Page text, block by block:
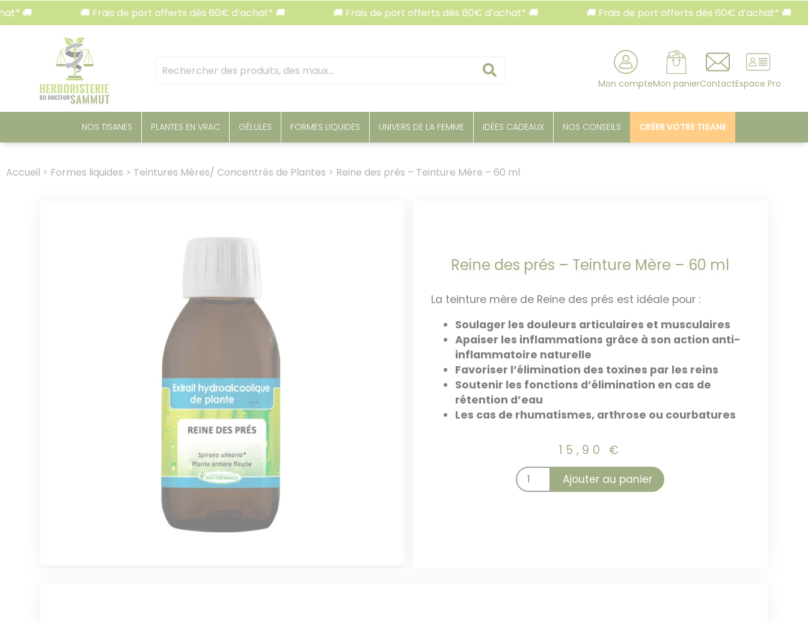
🚚 Frais de port offerts dès 60€ d’achat* 🚚 🚚 Frais de port offerts dès 60€ d’achat* 🚚 🚚 Frais de port offerts dès 60€ d’achat* 🚚
Mots
clés
Mon compteMon panierContactEspace Pro
NOS TISANES PLANTES EN VRAC GÉLULES FORMES LIQUIDES UNIVERS DE LA FEMME IDÉES CADEAUX NOS CONSEILS CRÉER VOTRE TISANE
Accueil > Formes liquides > Teintures Mères/ Concentrés de Plantes > Reine des prés – Teinture Mère – 60 ml
Reine des prés – Teinture Mère – 60 ml
La teinture mère de Reine des prés est idéale pour :
Soulager les douleurs articulaires et musculaires
Apaiser les inflammations grâce à son action anti-
inflammatoire naturelle
Favoriser l’élimination des toxines par les reins
Soutenir les fonctions d’élimination en cas de
rétention d’eau
Les cas de rhumatismes, arthrose ou courbatures
15,90 €
Ajouter au panier
Panneau de gestion des cookies